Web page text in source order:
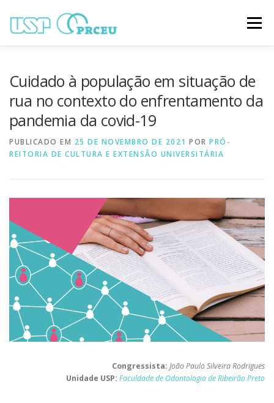
para
Menu
TRABALHOS ONLINE PROGRAMAÇÃO
Cuidado à população em situação de
rua no contexto do enfrentamento da
pandemia da covid-19
PUBLICADO EM 25 DE NOVEMBRO DE 2021 POR PRÓ-
REITORIA DE CULTURA E EXTENSÃO UNIVERSITÁRIA
Congressista: João Paulo Silveira Rodrigues
Unidade USP: Faculdade de Odontologia de Ribeirão Preto